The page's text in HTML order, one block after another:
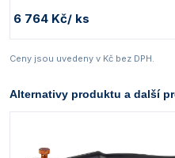
6 764 Kč/ ks
Ceny jsou uvedeny v Kč bez DPH.
Alternativy produktu a další